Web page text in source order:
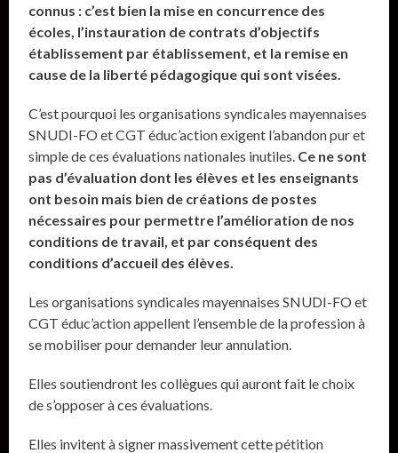
connus : c’est bien la mise en concurrence des
écoles, l’instauration de contrats d’objectifs
établissement par établissement, et la remise en
cause de la liberté pédagogique qui sont visées.
C’est pourquoi les organisations syndicales mayennaises
SNUDI-FO et CGT éduc’action exigent l’abandon pur et
simple de ces évaluations nationales inutiles. Ce ne sont
pas d’évaluation dont les élèves et les enseignants
ont besoin mais bien de créations de postes
nécessaires pour permettre l’amélioration de nos
conditions de travail, et par conséquent des
conditions d’accueil des élèves.
Les organisations syndicales mayennaises SNUDI-FO et
CGT éduc’action appellent l’ensemble de la profession à
se mobiliser pour demander leur annulation.
Elles soutiendront les collègues qui auront fait le choix
de s’opposer à ces évaluations.
Elles invitent à signer massivement cette pétition